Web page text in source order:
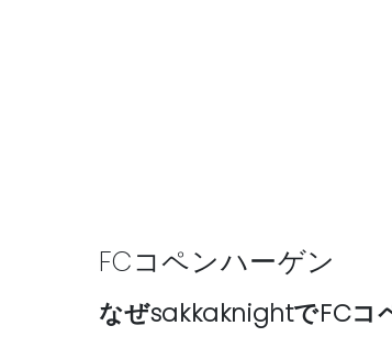
FCコペンハーゲン
なぜsakkaknightでFCコ